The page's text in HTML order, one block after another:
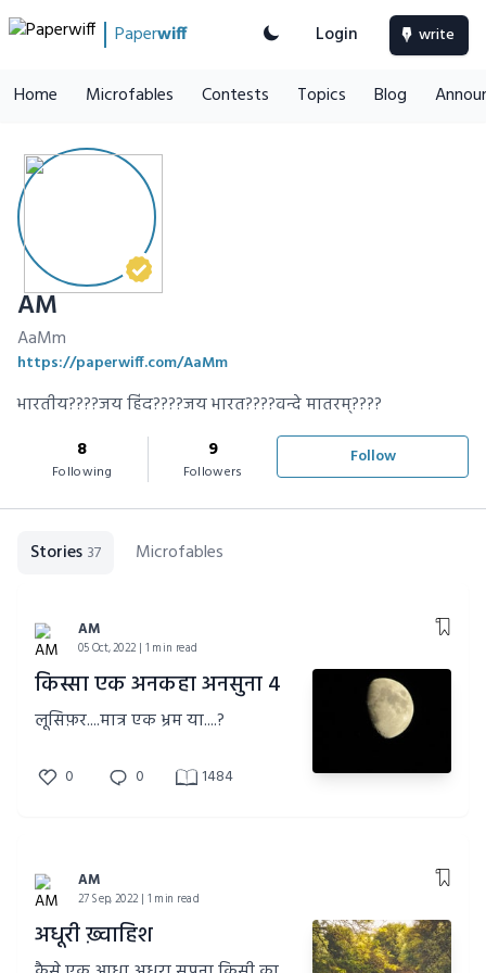
Paperwiff Login write
Home Microfables Contests Topics Blog
AM
AaMm
https://paperwiff.com/AaMm
भारतीय????जय हिंद????जय भारत????वन्दे मातरम्????
8
Following
9
Followers
Follow
Stories 37 Microfables
AM
05 Oct, 2022 | 1 min read
किस्सा एक अनकहा अनसुना 4
लूसिफ़र....मात्र एक भ्रम या....?
0 0 1484
AM
27 Sep, 2022 | 1 min read
अधूरी ख़्वाहिश